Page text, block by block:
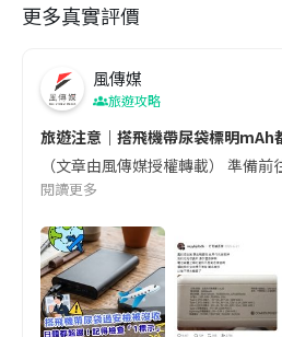
更多真實評價
風傳媒
旅遊攻略
旅遊注意｜搭飛機帶尿袋標明
（文章由風傳媒授權轉載） 準備
閱讀更多